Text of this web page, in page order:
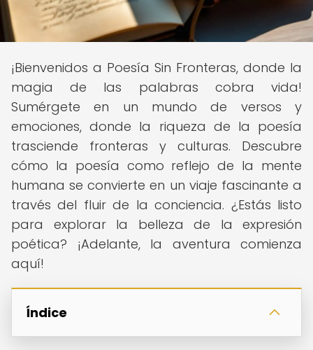
¡Bienvenidos a Poesía Sin Fronteras, donde la
magia de las palabras cobra vida!
Sumérgete en un mundo de versos y
emociones, donde la riqueza de la poesía
trasciende fronteras y culturas. Descubre
cómo la poesía como reflejo de la mente
humana se convierte en un viaje fascinante a
través del fluir de la conciencia. ¿Estás listo
para explorar la belleza de la expresión
poética? ¡Adelante, la aventura comienza
aquí!
Índice